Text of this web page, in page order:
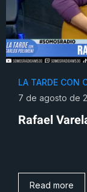
LA TARDE CON
7 de agosto de
Rafael
Read more